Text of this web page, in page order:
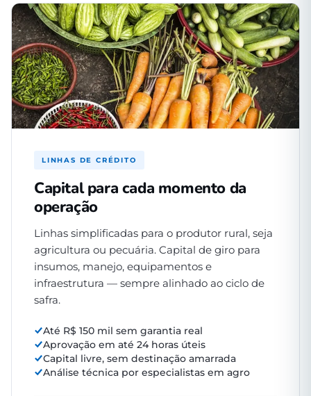
LINHAS DE CRÉDITO
Capital para cada momento da
operação
Linhas simplificadas para o produtor rural, seja
agricultura ou pecuária. Capital de giro para
insumos, manejo, equipamentos e
infraestrutura — sempre alinhado ao ciclo de
safra.
Até R$ 150 mil sem garantia real
Aprovação em até 24 horas úteis
Capital livre, sem destinação amarrada
Análise técnica por especialistas em agro